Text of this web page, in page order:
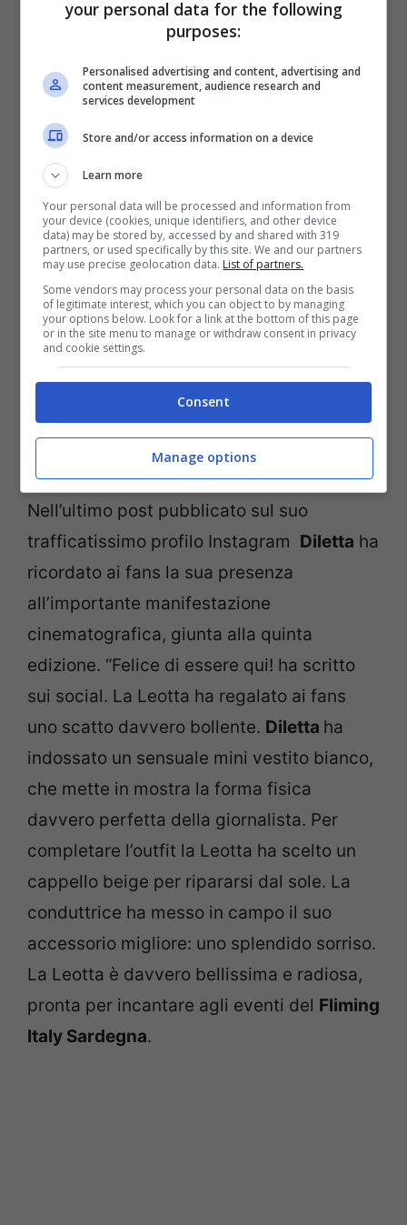
Diletta Leotta (Screenshot Instagram)
Nell’ultimo post pubblicato sul suo
trafficatissimo profilo Instagram Diletta ha
ricordato ai fans la sua presenza
all’importante manifestazione
cinematografica, giunta alla quinta
edizione. “Felice di essere qui! ha scritto
sui social. La Leotta ha regalato ai fans
uno scatto davvero bollente. Diletta ha
indossato un sensuale mini vestito bianco,
che mette in mostra la forma fisica
davvero perfetta della giornalista. Per
completare l’outfit la Leotta ha scelto un
cappello beige per ripararsi dal sole. La
conduttrice ha messo in campo il suo
accessorio migliore: uno splendido sorriso.
La Leotta è davvero bellissima e radiosa,
pronta per incantare agli eventi del Fliming
Italy Sardegna.
your personal data for the following
purposes:
Personalised advertising and content, advertising and
content measurement, audience research and
services development
Store and/or access information on a device
Learn more
Your personal data will be processed and information from
your device (cookies, unique identifiers, and other device
data) may be stored by, accessed by and shared with 319
partners, or used specifically by this site. We and our partners
may use precise geolocation data. List of partners.
Some vendors may process your personal data on the basis
of legitimate interest, which you can object to by managing
your options below. Look for a link at the bottom of this page
or in the site menu to manage or withdraw consent in privacy
and cookie settings.
Consent
Manage options